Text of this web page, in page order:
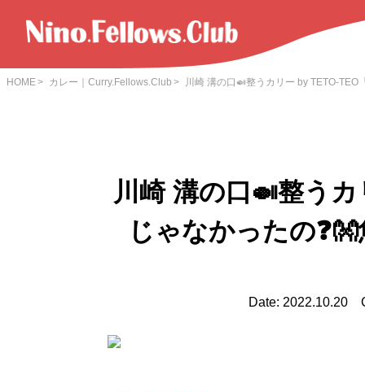
HOME カレー｜Curry.Fellows.Club 川崎 溝の口🍛整うカリー by TETO-TEO
川崎 溝の口🍛整う
じゃなかったの
Date: 2022.10.20